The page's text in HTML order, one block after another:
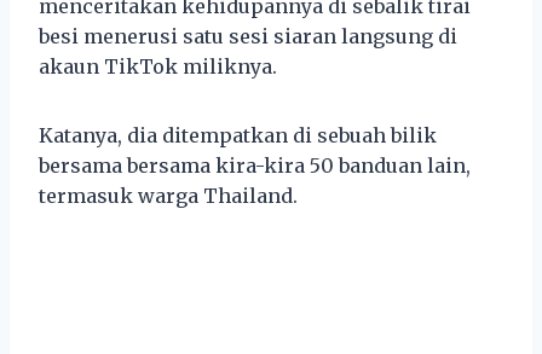
menceritakan kehidupannya di sebalik tirai
besi menerusi satu sesi siaran langsung di
akaun TikTok miliknya.
Katanya, dia ditempatkan di sebuah bilik
bersama bersama kira-kira 50 banduan lain,
termasuk warga Thailand.